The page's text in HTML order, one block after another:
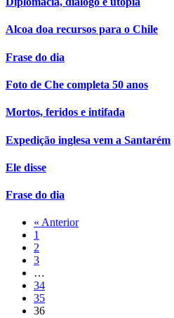
Alcoa doa recursos para o Chile
Frase do dia
Foto de Che completa 50 anos
Mortos, feridos e intifada
Expedição inglesa vem a Santarém
Ele disse
Frase do dia
« Anterior
1
2
3
…
34
35
36